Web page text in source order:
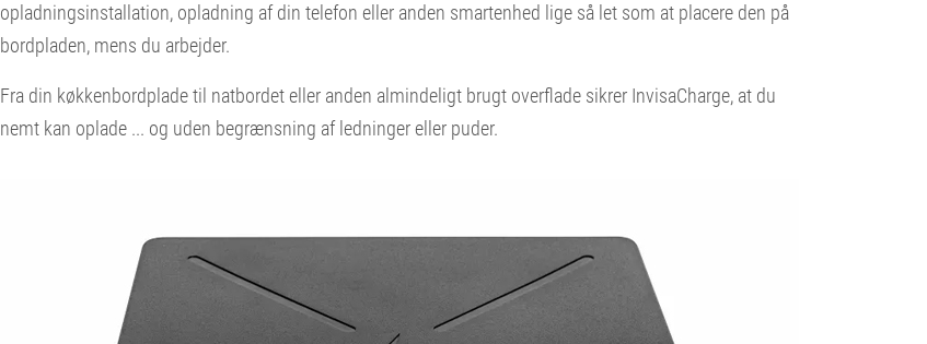
opladningsinstallation, opladning af din telefon eller anden smartenhed lige så let som at placere den på
bordpladen, mens du arbejder.
Fra din køkkenbordplade til natbordet eller anden almindeligt brugt overflade sikrer InvisaCharge, at du
nemt kan oplade ... og uden begrænsning af ledninger eller puder.